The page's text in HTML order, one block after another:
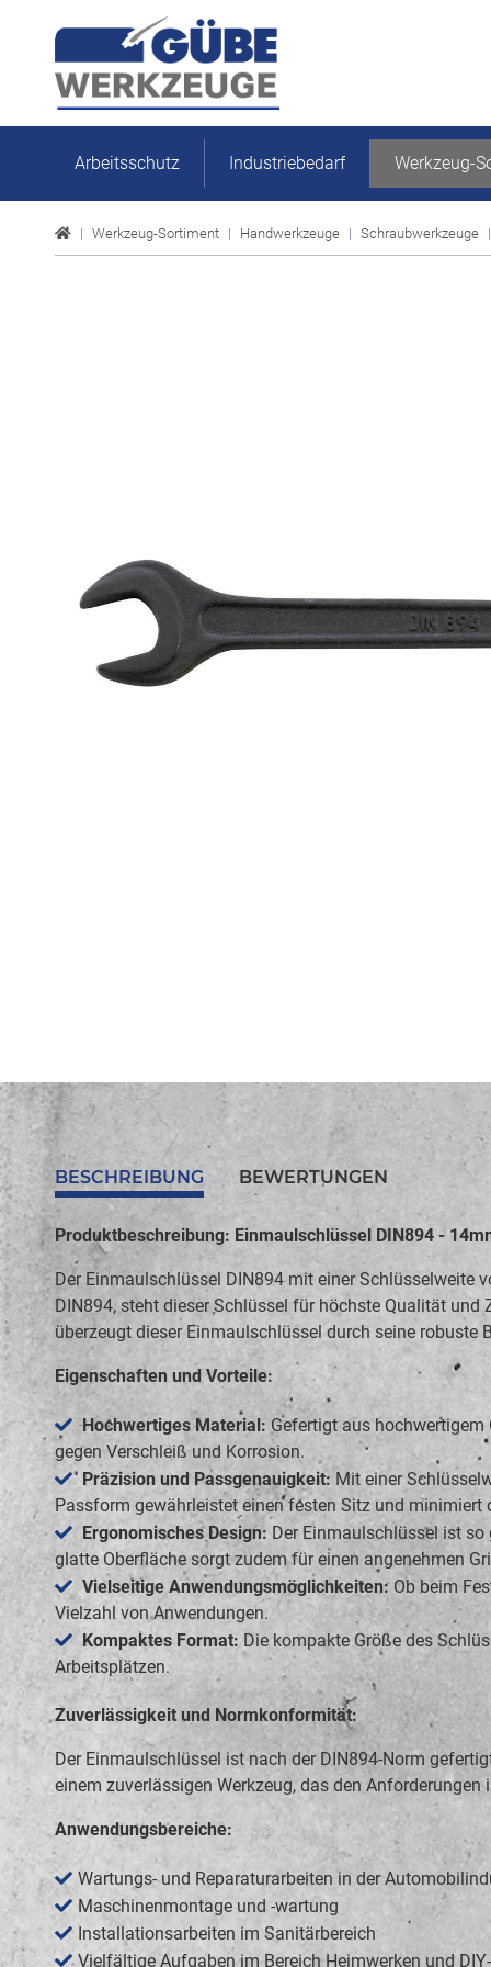
Arbeitsschutz Industriebedarf Werkzeug-
Werkzeug-Sortiment Handwerkzeuge Schraubwerkzeuge
BESCHREIBUNG BEWERTUNGEN
Produktbeschreibung: Einmaulschlüssel DIN894 -
Der Einmaulschlüssel DIN894 mit einer Schlüsselweite
DIN894, steht dieser Schlüssel für höchste Qualität
überzeugt dieser Einmaulschlüssel durch seine robuste
Eigenschaften und Vorteile:
Hochwertiges Material:Gefertigt aus hochwertigem
gegen Verschleiß und Korrosion.
Präzision und Passgenauigkeit: Mit einer
Passform gewährleistet einen festen Sitz und minimiert
Ergonomisches Design: Der Einmaulschlüssel ist
glatte Oberfläche sorgt zudem für einen angenehmen
Vielseitige Anwendungsmöglichkeiten: Ob beim
Vielzahl von Anwendungen.
Kompaktes Format: Die kompakte Größe des
Arbeitsplätzen.
Zuverlässigkeit und Normkonformität:
Der Einmaulschlüssel ist nach der DIN894-Norm
einem zuverlässigen Werkzeug, das den
Anwendungsbereiche:
Wartungs- und Reparaturarbeiten in der
Maschinenmontage und -wartung
Installationsarbeiten im Sanitärbereich
Vielfältige Aufgaben im Bereich Heimwerken und